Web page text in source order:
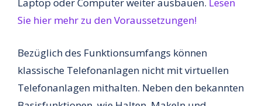
Laptop oder Computer weiter ausbauen. Lesen
Sie hier mehr zu den Voraussetzungen!
Bezüglich des Funktionsumfangs können
klassische Telefonanlagen nicht mit virtuellen
Telefonanlagen mithalten. Neben den bekannten